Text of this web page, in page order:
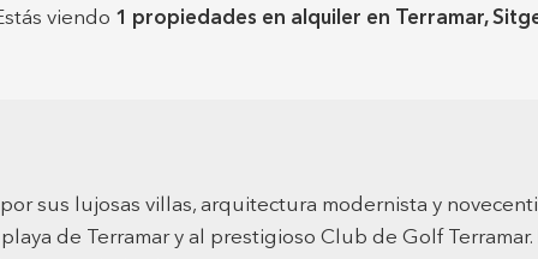
m²,
por el
viendo 1 propiedades en alquiler en Terramar,
sus lujosas villas, arquitectura modernista y
de Terramar y al prestigioso Club de Golf